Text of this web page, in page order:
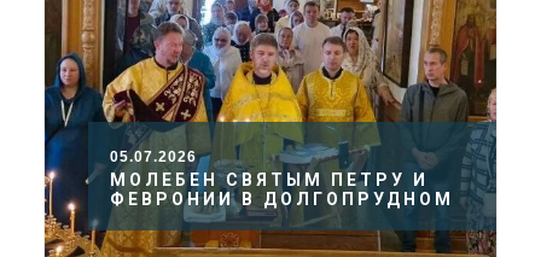
05.07.2026
МОЛЕБЕН СВЯТЫМ ПЕТРУ И
ФЕВРОНИИ В ДОЛГОПРУДНОМ